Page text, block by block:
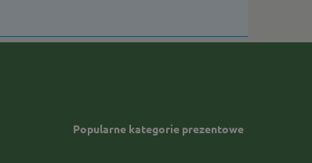
Popularne kategorie prezentowe